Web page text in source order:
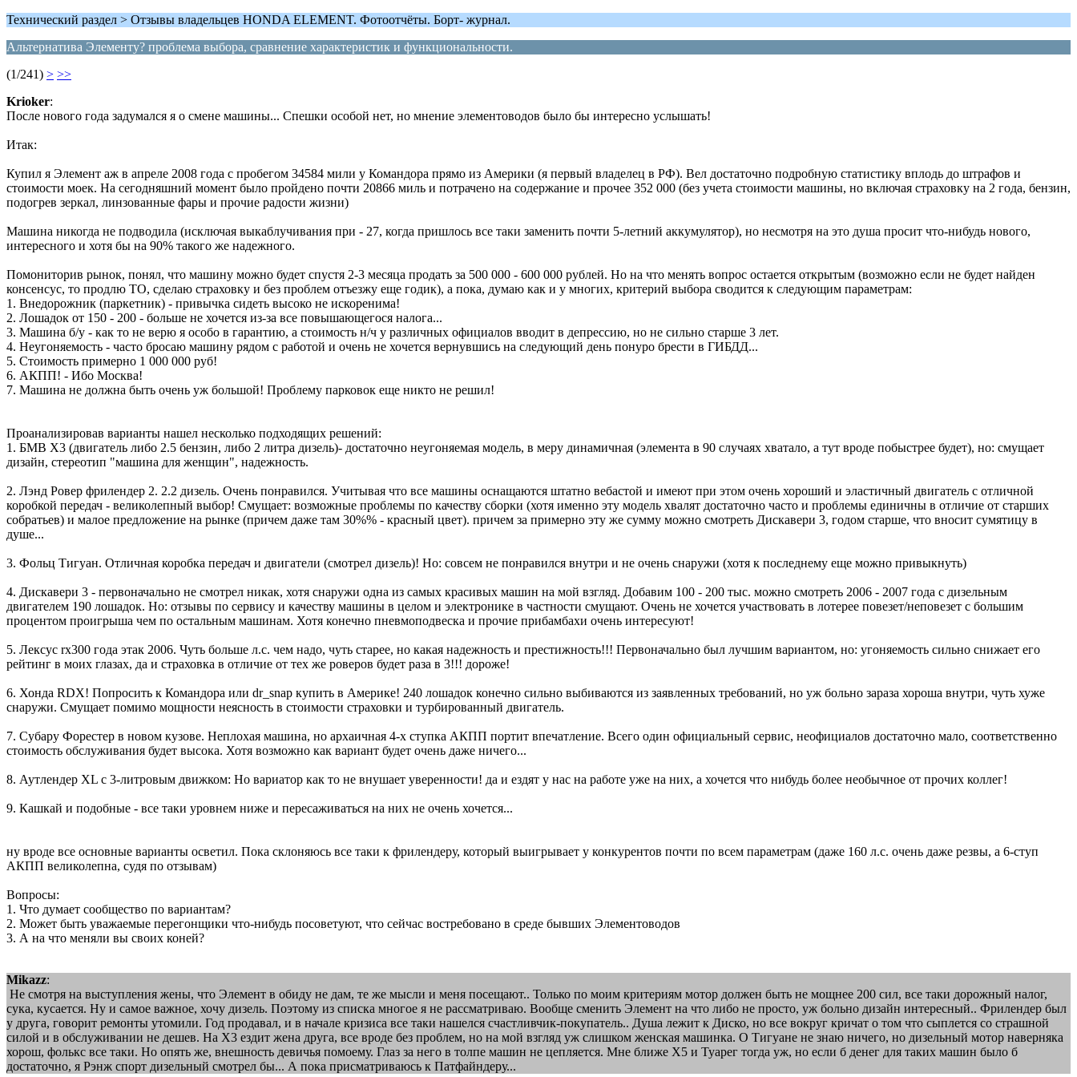
Технический раздел > Отзывы владельцев HONDA ELEMENT. Фотоотчёты. Борт- журнал.
Альтернатива Элементу? проблема выбора, сравнение характеристик и функциональности.
(1/241) > >>
Krioker:
После нового года задумался я о смене машины... Спешки особой нет, но мнение элементоводов было бы интересно услышать!
Итак:
Купил я Элемент аж в апреле 2008 года с пробегом 34584 мили у Командора прямо из Америки (я первый владелец в РФ). Вел достаточно подробную статистику вплодь до штрафов и
стоимости моек. На сегодняшний момент было пройдено почти 20866 миль и потрачено на содержание и прочее 352 000 (без учета стоимости машины, но включая страховку на 2 года, бензин,
подогрев зеркал, линзованные фары и прочие радости жизни)
Машина никогда не подводила (исключая выкаблучивания при - 27, когда пришлось все таки заменить почти 5-летний аккумулятор), но несмотря на это душа просит что-нибудь нового,
интересного и хотя бы на 90% такого же надежного.
Помониторив рынок, понял, что машину можно будет спустя 2-3 месяца продать за 500 000 - 600 000 рублей. Но на что менять вопрос остается открытым (возможно если не будет найден
консенсус, то продлю ТО, сделаю страховку и без проблем отъезжу еще годик), а пока, думаю как и у многих, критерий выбора сводится к следующим параметрам:
1. Внедорожник (паркетник) - привычка сидеть высоко не искоренима!
2. Лошадок от 150 - 200 - больше не хочется из-за все повышающегося налога...
3. Машина б/у - как то не верю я особо в гарантию, а стоимость н/ч у различных официалов вводит в депрессию, но не сильно старше 3 лет.
4. Неугоняемость - часто бросаю машину рядом с работой и очень не хочется вернувшись на следующий день понуро брести в ГИБДД...
5. Стоимость примерно 1 000 000 руб!
6. АКПП! - Ибо Москва!
7. Машина не должна быть очень уж большой! Проблему парковок еще никто не решил!
Проанализировав варианты нашел несколько подходящих решений:
1. БМВ Х3 (двигатель либо 2.5 бензин, либо 2 литра дизель)- достаточно неугоняемая модель, в меру динамичная (элемента в 90 случаях хватало, а тут вроде побыстрее будет), но: смущает
дизайн, стереотип "машина для женщин", надежность.
2. Лэнд Ровер фрилендер 2. 2.2 дизель. Очень понравился. Учитывая что все машины оснащаются штатно вебастой и имеют при этом очень хороший и эластичный двигатель с отличной
коробкой передач - великолепный выбор! Смущает: возможные проблемы по качеству сборки (хотя именно эту модель хвалят достаточно часто и проблемы единичны в отличие от старших
собратьев) и малое предложение на рынке (причем даже там 30%% - красный цвет). причем за примерно эту же сумму можно смотреть Дискавери 3, годом старше, что вносит сумятицу в
душе...
3. Фольц Тигуан. Отличная коробка передач и двигатели (смотрел дизель)! Но: совсем не понравился внутри и не очень снаружи (хотя к последнему еще можно привыкнуть)
4. Дискавери 3 - первоначально не смотрел никак, хотя снаружи одна из самых красивых машин на мой взгляд. Добавим 100 - 200 тыс. можно смотреть 2006 - 2007 года с дизельным
двигателем 190 лошадок. Но: отзывы по сервису и качеству машины в целом и электронике в частности смущают. Очень не хочется участвовать в лотерее повезет/неповезет с большим
процентом проигрыша чем по остальным машинам. Хотя конечно пневмоподвеска и прочие прибамбахи очень интересуют!
5. Лексус rx300 года этак 2006. Чуть больше л.с. чем надо, чуть старее, но какая надежность и престижность!!! Первоначально был лучшим вариантом, но: угоняемость сильно снижает его
рейтинг в моих глазах, да и страховка в отличие от тех же роверов будет раза в 3!!! дороже!
6. Хонда RDX! Попросить к Командора или dr_snap купить в Америке! 240 лошадок конечно сильно выбиваются из заявленных требований, но уж больно зараза хороша внутри, чуть хуже
снаружи. Смущает помимо мощности неясность в стоимости страховки и турбированный двигатель.
7. Субару Форестер в новом кузове. Неплохая машина, но архаичная 4-х ступка АКПП портит впечатление. Всего один официальный сервис, неофициалов достаточно мало, соответственно
стоимость обслуживания будет высока. Хотя возможно как вариант будет очень даже ничего...
8. Аутлендер XL с 3-литровым движком: Но вариатор как то не внушает уверенности! да и ездят у нас на работе уже на них, а хочется что нибудь более необычное от прочих коллег!
9. Кашкай и подобные - все таки уровнем ниже и пересаживаться на них не очень хочется...
ну вроде все основные варианты осветил. Пока склоняюсь все таки к фрилендеру, который выигрывает у конкурентов почти по всем параметрам (даже 160 л.с. очень даже резвы, а 6-ступ
АКПП великолепна, судя по отзывам)
Вопросы:
1. Что думает сообщество по вариантам?
2. Может быть уважаемые перегонщики что-нибудь посоветуют, что сейчас востребовано в среде бывших Элементоводов
3. А на что меняли вы своих коней?
Mikazz:
Не смотря на выступления жены, что Элемент в обиду не дам, те же мысли и меня посещают.. Только по моим критериям мотор должен быть не мощнее 200 сил, все таки дорожный налог,
сука, кусается. Ну и самое важное, хочу дизель. Поэтому из списка многое я не рассматриваю. Вообще сменить Элемент на что либо не просто, уж больно дизайн интересный.. Фрилендер был
у друга, говорит ремонты утомили. Год продавал, и в начале кризиса все таки нашелся счастливчик-покупатель.. Душа лежит к Диско, но все вокруг кричат о том что сыплется со страшной
силой и в обслуживании не дешев. На Х3 ездит жена друга, все вроде без проблем, но на мой взгляд уж слишком женская машинка. О Тигуане не знаю ничего, но дизельный мотор наверняка
хорош, фолькс все таки. Но опять же, внешность девичья помоему. Глаз за него в толпе машин не цепляется. Мне ближе Х5 и Туарег тогда уж, но если б денег для таких машин было б
достаточно, я Рэнж спорт дизельный смотрел бы... А пока присматриваюсь к Патфайндеру...